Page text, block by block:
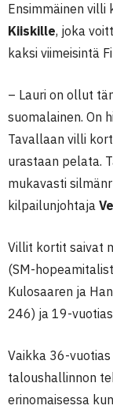
Ensimmäinen
Kiiskille, joka
kaksi viimeisintä
– Lauri on ollut
suomalainen. On
Tavallaan villi
urastaan pelata.
mukavasti
kilpailunjohtaja
Villit kortit saivat
(SM-
Kulosaaren ja
246) ja 19-
Vaikka 36-
taloushallinnon
erinomaisessa